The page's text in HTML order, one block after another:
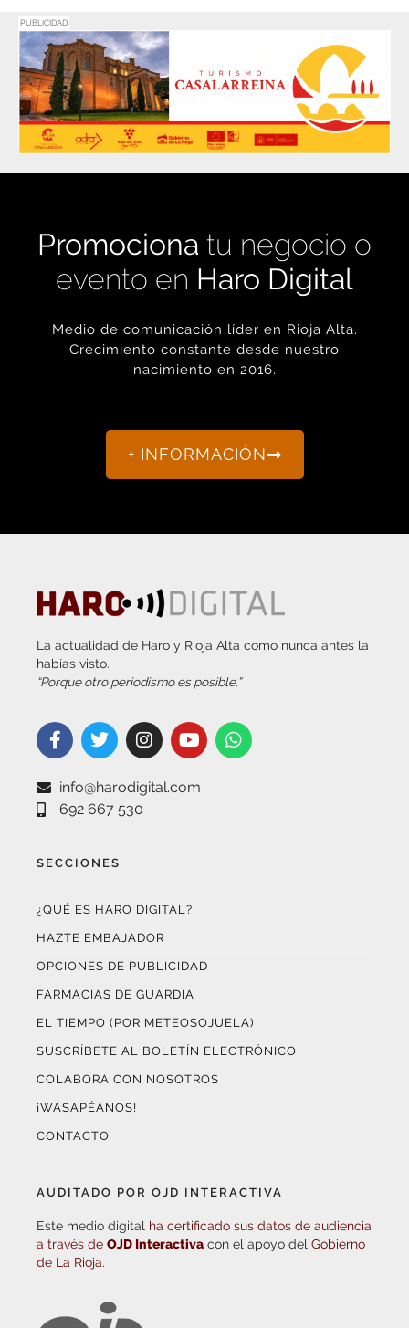
PUBLICIDAD
Promociona tu negocio o
evento en Haro Digital
Medio de comunicación líder en Rioja Alta.
Crecimiento constante desde nuestro
nacimiento en 2016.
+ INFORMACIÓN
La actualidad de Haro y Rioja Alta como nunca antes la
habías visto.
“Porque otro periodismo es posible.”
info@harodigital.com
692 667 530
SECCIONES
¿QUÉ ES HARO DIGITAL?
HAZTE EMBAJADOR
OPCIONES DE PUBLICIDAD
FARMACIAS DE GUARDIA
EL TIEMPO (POR METEOSOJUELA)
SUSCRÍBETE AL BOLETÍN ELECTRÓNICO
COLABORA CON NOSOTROS
¡WASAPÉANOS!
CONTACTO
AUDITADO POR OJD INTERACTIVA
Este medio digital ha certificado sus datos de audiencia
a través de OJD Interactiva con el apoyo del Gobierno
de La Rioja.